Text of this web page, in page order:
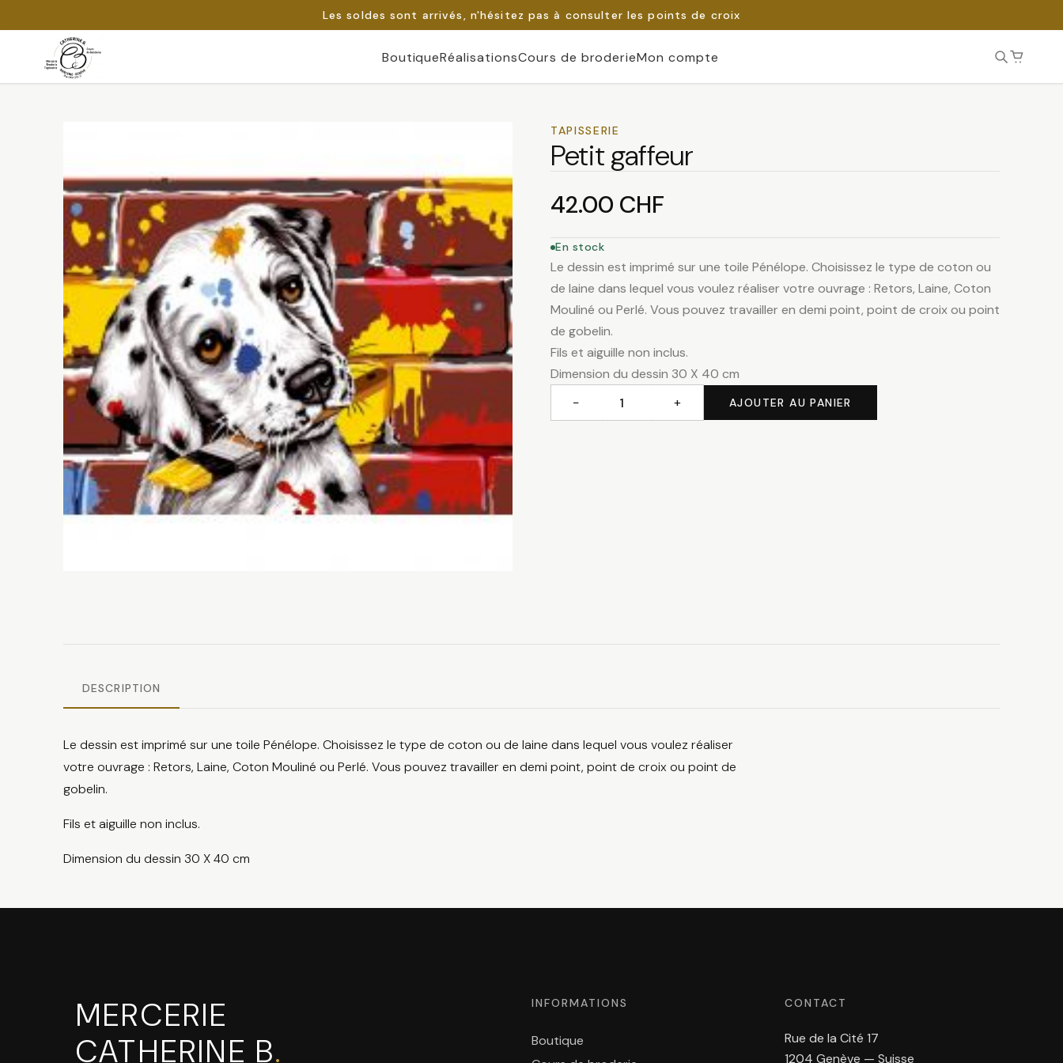
Les soldes sont arrivés, n'hésitez pas à consulter les points de croix
Passer
BoutiqueRéalisationsCours de broderieMon compte
TAPISSERIE
Petit gaffeur
42.00 CHF
En stock
Le dessin est imprimé sur une toile Pénélope. Choisissez le type de coton ou
de laine dans lequel vous voulez réaliser votre ouvrage : Retors, Laine, Coton
Mouliné ou Perlé. Vous pouvez travailler en demi point, point de croix ou point
de gobelin.
Fils et aiguille non inclus.
Dimension du dessin 30 X 40 cm
− + AJOUTER AU PANIER
DESCRIPTION
Le dessin est imprimé sur une toile Pénélope. Choisissez le type de coton ou de laine dans lequel vous voulez réaliser
votre ouvrage : Retors, Laine, Coton Mouliné ou Perlé. Vous pouvez travailler en demi point, point de croix ou point de
gobelin.
Fils et aiguille non inclus.
Dimension du dessin 30 X 40 cm
MERCERIE
CATHERINE B.
INFORMATIONS
Boutique
CONTACT
Rue de la Cité 17
1204 Genève — Suisse